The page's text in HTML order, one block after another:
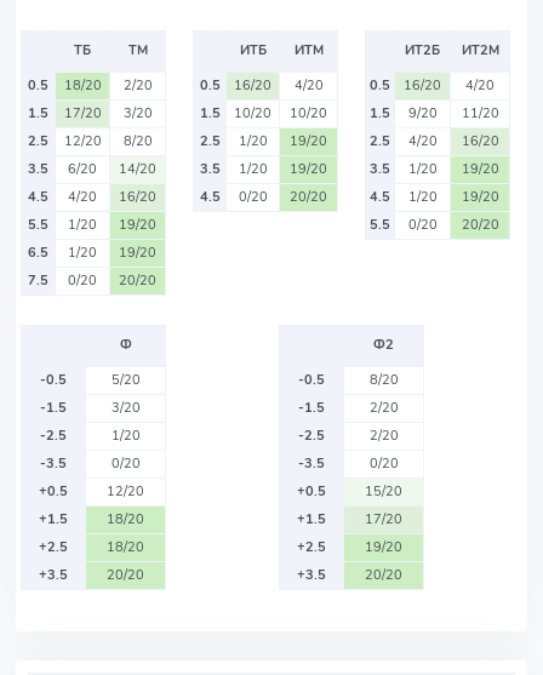
ТБ
ТМ
0.5
18/20
2/20
1.5
17/20
3/20
2.5
12/20
8/20
3.5
6/20
14/20
4.5
4/20
16/20
5.5
1/20
19/20
6.5
1/20
19/20
7.5
0/20 20/20
ИТБ
ИТМ
0.5
16/20
4/20
1.5
10/20
10/20
2.5
1/20
19/20
3.5
1/20
19/20
4.5
0/20 20/20
ИТ2Б
ИТ2М
0.5
16/20
4/20
1.5
9/20
11/20
2.5
4/20
16/20
3.5
1/20
19/20
4.5
1/20
19/20
5.5
0/20 20/20
Ф
-0.5
5/20
-1.5
3/20
-2.5
1/20
-3.5
0/20
+0.5
12/20
+1.5
18/20
+2.5
18/20
+3.5
20/20
Ф2
-0.5
8/20
-1.5
2/20
-2.5
2/20
-3.5
0/20
+0.5
15/20
+1.5
17/20
+2.5
19/20
+3.5
20/20